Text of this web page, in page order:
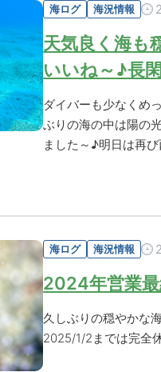
海ログ 海況情報
天気良く海も
いいね～♪長
ダイバーも少なくめ
ぶりの海の中は陽の
ました～♪明日は再
海ログ 海況情報
2024年営業
久しぶりの穏やかな
2025/1/2までは完全